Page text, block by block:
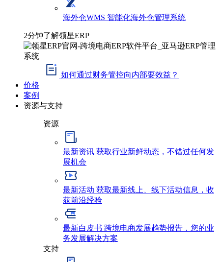
海外仓WMS 智能化海外仓管理系统
2分钟了解领星ERP
如何通过财务管控向内部要效益？
价格
案例
资源与支持
资源
最新资讯 获取行业新鲜动态，不错过任何发
展机会
最新活动 获取最新线上、线下活动信息，收
获前沿经验
最新白皮书 跨境电商发展趋势报告，您的业
务发展解决方案
支持